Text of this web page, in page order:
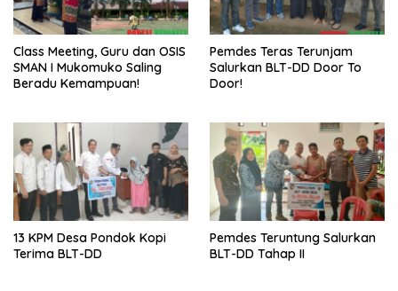
Class Meeting, Guru dan OSIS
SMAN I Mukomuko Saling
Beradu Kemampuan!
Pemdes Teras Terunjam
Salurkan BLT-DD Door To
Door!
13 KPM Desa Pondok Kopi
Terima BLT-DD
Pemdes Teruntung Salurkan
BLT-DD Tahap II